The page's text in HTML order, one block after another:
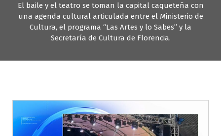
El baile y el teatro se toman la capital caqueteña con
una agenda cultural articulada entre el Ministerio de
Cultura, el programa “Las Artes y lo Sabes” y la
Secretaría de Cultura de Florencia.